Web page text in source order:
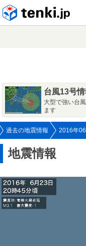
台風13号
大型で強い台
ます
過去の地震情報 2016年
地震情報